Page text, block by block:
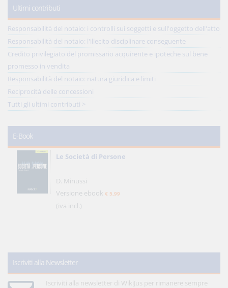
Ultimi contributi
Responsabilità del notaio: i controlli sui soggetti e sull'oggetto dell'atto
Responsabilità del notaio: l'illecito disciplinare conseguente
Credito privilegiato del promissario acquirente e ipoteche sul bene
promesso in vendita
Responsabilità del notaio: natura giuridica e limiti
Reciprocità delle concessioni
Tutti gli ultimi contributi >
E-Book
Le Società di Persone
D. Minussi
Versione ebook € 5,99
(iva incl.)
Iscriviti alla Newsletter
Iscriviti alla newsletter di WikiJus per rimanere sempre